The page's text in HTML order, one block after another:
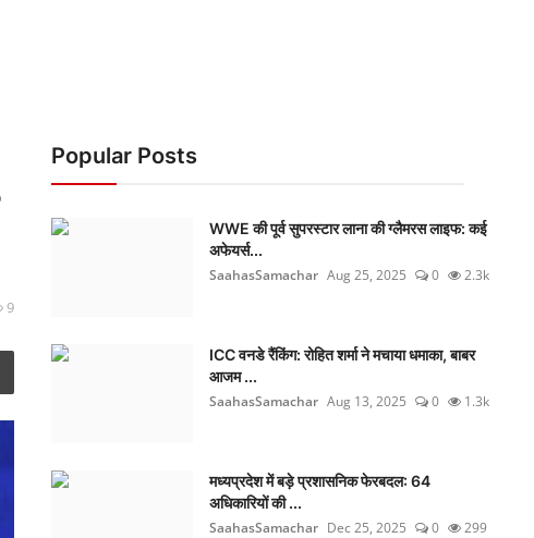
9
Popular Posts
WWE की पूर्व सुपरस्टार लाना की ग्लैमरस लाइफ: कई
अफेयर्स...
SaahasSamachar Aug 25, 2025 0 2.3k
ICC वनडे रैंकिंग: रोहित शर्मा ने मचाया धमाका, बाबर
आजम ...
SaahasSamachar Aug 13, 2025 0 1.3k
मध्यप्रदेश में बड़े प्रशासनिक फेरबदल: 64
अधिकारियों की ...
SaahasSamachar Dec 25, 2025 0 299